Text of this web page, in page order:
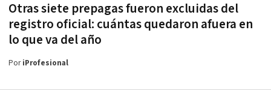
Otras siete prepagas fueron excluidas del
registro oficial: cuántas quedaron afuera en
lo que va del año
PoriProfesional